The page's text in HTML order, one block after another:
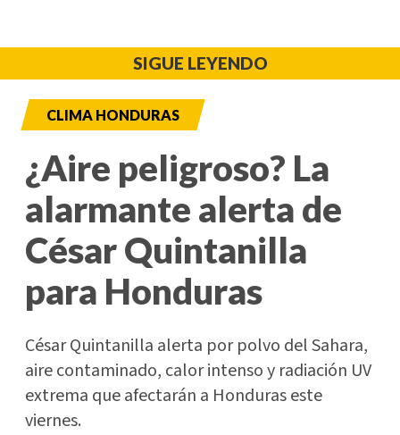
SIGUE LEYENDO
CLIMA HONDURAS
¿Aire peligroso? La
alarmante alerta de
César Quintanilla
para Honduras
César Quintanilla alerta por polvo del Sahara,
aire contaminado, calor intenso y radiación UV
extrema que afectarán a Honduras este
viernes.